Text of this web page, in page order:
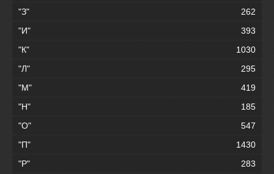
"З"
262
"И"
393
"К"
1030
"Л"
295
"М"
419
"Н"
185
"О"
547
"П"
1430
"Р"
283